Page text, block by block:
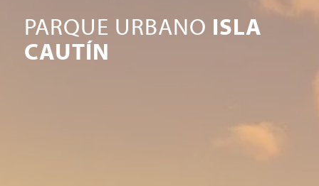
PARQUE URBANO ISLA
CAUTÍN